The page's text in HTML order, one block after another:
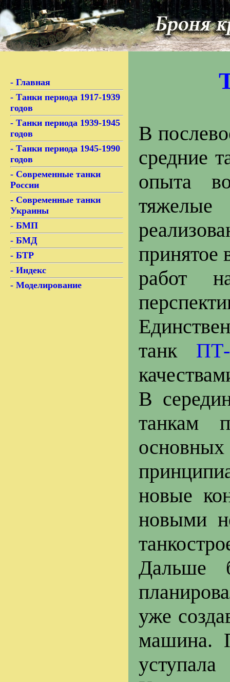
- Главная
- Танки периода 1917-1939
годов
- Танки периода 1939-1945
годов
- Танки периода 1945-1990
годов
- Современные танки
России
- Современные танки
Украины
- БМП
- БМД
- БТР
- Индекс
- Моделирование
В
средние
опыта
принятое
работ
танк
В
танкам
новые
новыми
уже
машина.
уступала